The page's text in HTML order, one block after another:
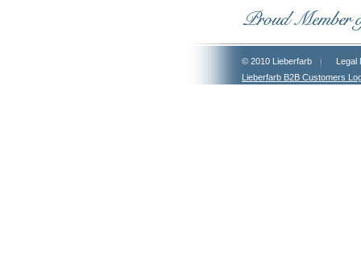
© 2010 Lieberfarb
Legal
Lieberfarb B2B Customers